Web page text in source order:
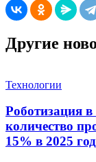
Другие
Технологии
Роботизация
количество
15% в 2025